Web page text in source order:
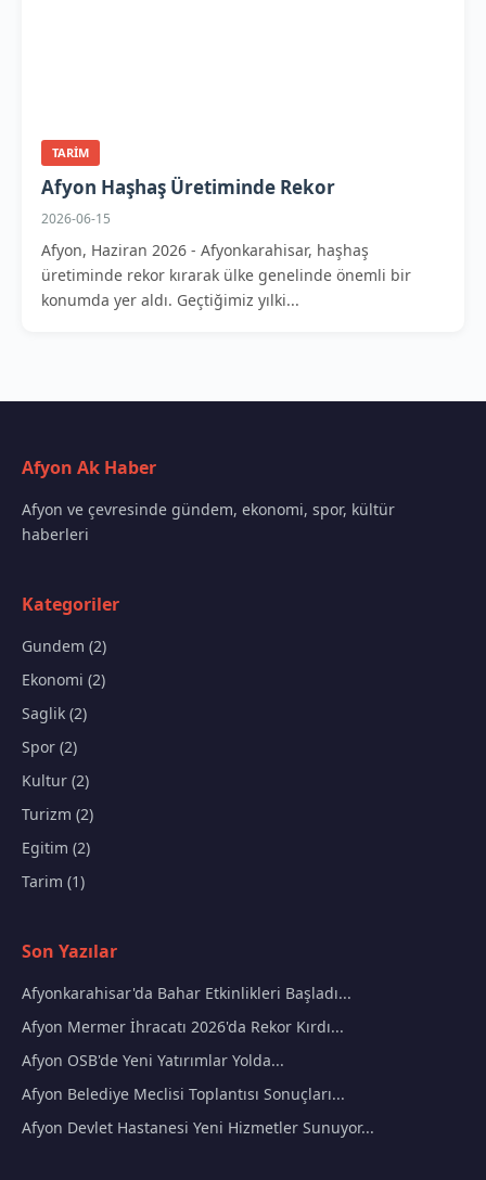
TARIM
Afyon Haşhaş Üretiminde Rekor
2026-06-15
Afyon, Haziran 2026 - Afyonkarahisar, haşhaş
üretiminde rekor kırarak ülke genelinde önemli bir
konumda yer aldı. Geçtiğimiz yılki...
Afyon Ak Haber
Afyon ve çevresinde gündem, ekonomi, spor, kültür
haberleri
Kategoriler
Gundem (2)
Ekonomi (2)
Saglik (2)
Spor (2)
Kultur (2)
Turizm (2)
Egitim (2)
Tarim (1)
Son Yazılar
Afyonkarahisar'da Bahar Etkinlikleri Başladı...
Afyon Mermer İhracatı 2026'da Rekor Kırdı...
Afyon OSB'de Yeni Yatırımlar Yolda...
Afyon Belediye Meclisi Toplantısı Sonuçları...
Afyon Devlet Hastanesi Yeni Hizmetler Sunuyor...